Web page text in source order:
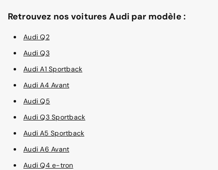
Retrouvez nos voitures Audi par modèle :
Audi Q2
Audi Q3
Audi A1 Sportback
Audi A4 Avant
Audi Q5
Audi Q3 Sportback
Audi A5 Sportback
Audi A6 Avant
Audi Q4 e-tron